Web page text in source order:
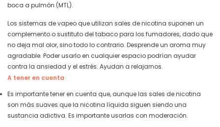
boca a pulmón (MTL).
Los sistemas de vapeo que utilizan sales de nicotina suponen un
complemento o sustituto del tabaco para los fumadores, dado que
no deja mal olor, sino todo lo contrario. Desprende un aroma muy
agradable. Poder usarlo en cualquier espacio podrían ayudar
contra la ansiedad y el estrés. Ayudan a relajarnos.
A tener en cuenta
Es importante tener en cuenta que, aunque las sales de nicotina
son más suaves que la nicotina líquida siguen siendo una
sustancia adictiva. Es importante usarlas con moderación.